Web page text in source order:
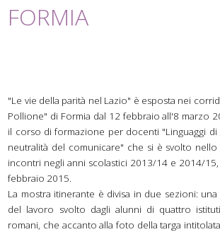
FORMIA
"Le vie della parità nel Lazio" è esposta nei
Pollione" di Formia dal 12 febbraio all'8 marzo
il corso di formazione per docenti "Linguaggi
neutralità del comunicare" che si è svolto
incontri negli anni scolastici 2013/14 e 2014/
febbraio 2015.
La mostra itinerante è divisa in due sezioni:
del lavoro svolto dagli alunni di quattro
romani, che accanto alla foto della targa